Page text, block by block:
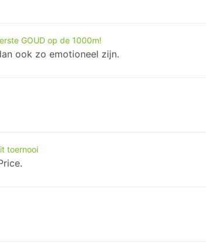
GOUD op de 1000m!
ook zo emotioneel zijn.
toernooi